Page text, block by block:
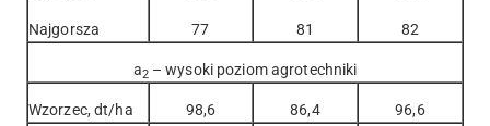
Najgorsza 77 81 82
a2– wysoki poziom agrotechniki
Wzorzec, dt/ha 98,6 86,4 96,6